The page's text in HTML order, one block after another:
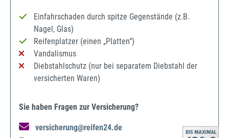
Einfahrschaden durch spitze Gegenstände (z.B.
Nagel, Glas)
Reifenplatzer (einen „Platten“)
Vandalismus
Diebstahlschutz (nur bei separatem Diebstahl der
versicherten Waren)
Sie haben Fragen zur Versicherung?
versicherung@reifen24.de